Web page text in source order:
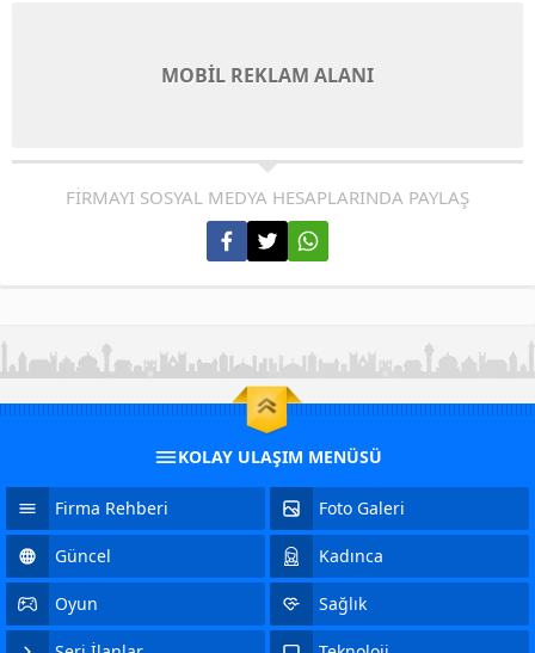
MOBİL REKLAM ALANI
FİRMAYI SOSYAL MEDYA HESAPLARINDA PAYLAŞ
KOLAY ULAŞIM MENÜSÜ
Firma Rehberi Foto Galeri
Güncel Kadınca
Oyun Sağlık